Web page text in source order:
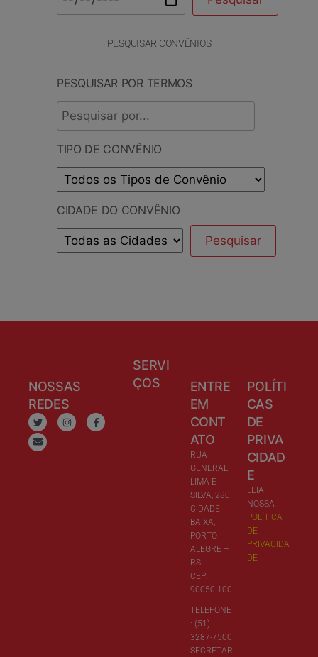
PESQUISAR CONVÊNIOS
PESQUISAR POR TERMOS
TIPO DE CONVÊNIO
CIDADE DO CONVÊNIO
NOSSAS
REDES
SERVI
ÇOS
ENTRE
EM
CONT
ATO
RUA
GENERAL
LIMA E
SILVA, 280
CIDADE
BAIXA,
PORTO
ALEGRE –
RS
CEP:
90050-100
TELEFONE
: (51)
3287-7500
SECRETAR
POLÍTI
CAS
DE
PRIVA
CIDAD
E
LEIA
NOSSA
POLÍTICA
DE
PRIVACIDA
DE